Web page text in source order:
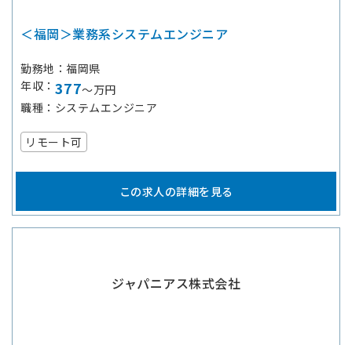
＜福岡＞業務系システムエンジニア
勤務地
福岡県
年収
377～万円
職種
システムエンジニア
リモート可
この求人の詳細を見る
ジャパニアス株式会社